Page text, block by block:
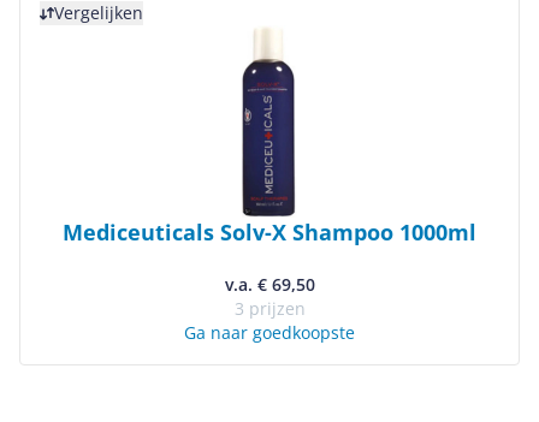
Vergelijken
Mediceuticals Solv-X Shampoo 1000ml
v.a. € 69,50
3 prijzen
Ga naar goedkoopste